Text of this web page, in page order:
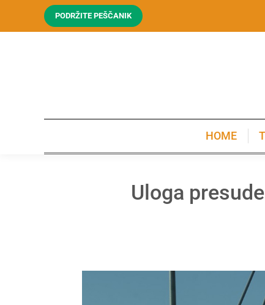
PODRŽITE PEŠČANIK
HOME
Uloga